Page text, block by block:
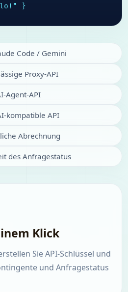
}
Code / Gemini
Proxy-API
Agent-API
kompatible API
Abrechnung
des Anfragestatus
Klick
Sie API-Schlüssel und
und Anfragestatus